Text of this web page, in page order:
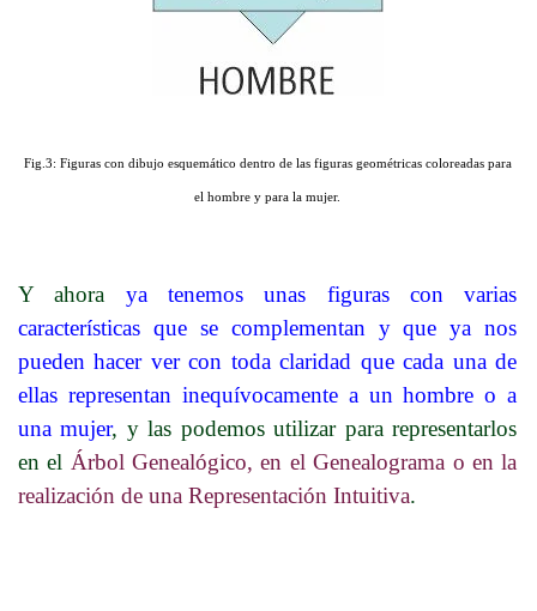
Fig.3: Figuras con dibujo esquemático dentro de las figuras geométricas coloreadas para
el hombre y para la mujer.
Y ahora ya tenemos unas figuras con varias
características que se complementan y que ya nos
pueden hacer ver con toda claridad que cada una de
ellas representan inequívocamente a un hombre o a
una mujer, y las podemos utilizar para representarlos
en el Árbol Genealógico, en el Genealograma o en la
realización de una Representación Intuitiva.